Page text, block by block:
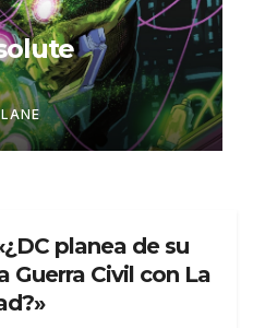
planea de su
Guerra Civil con La